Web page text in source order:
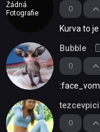
Žádná
Fotografie
0
Kurva to
0
Bubble
0
tezcevpici